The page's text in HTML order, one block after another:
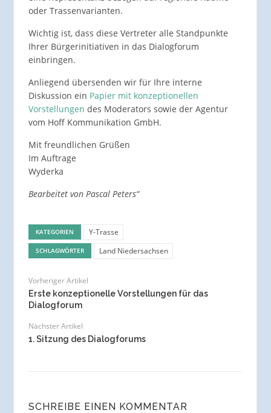
oder Trassenvarianten.
Wichtig ist, dass diese Vertreter alle Standpunkte
Ihrer Bürgerinitiativen in das Dialogforum
einbringen.
Anliegend übersenden wir für Ihre interne
Diskussion ein Papier mit konzeptionellen
Vorstellungen des Moderators sowie der Agentur
vom Hoff Kommunikation GmbH.
Mit freundlichen Grüßen
Im Auftrage
Wyderka
Bearbeitet von Pascal Peters“
KATEGORIEN Y-Trasse
SCHLAGWÖRTER Land Niedersachsen
Vorheriger Artikel
Erste konzeptionelle Vorstellungen für das
Dialogforum
Nächster Artikel
1. Sitzung des Dialogforums
SCHREIBE EINEN KOMMENTAR